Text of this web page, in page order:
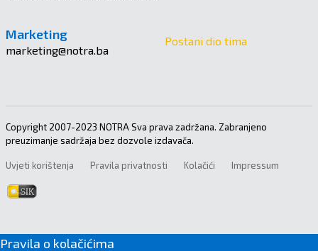
Marketing
marketing@notra.ba
Postani dio tima
Copyright 2007-2023 NOTRA Sva prava zadržana. Zabranjeno
preuzimanje sadržaja bez dozvole izdavača.
Uvjeti korištenja Pravila privatnosti Kolačići Impressum
Pravila o kolačićima